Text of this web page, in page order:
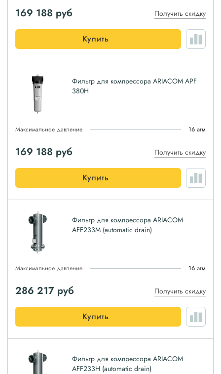
169 188 руб Получить скидку
Купить
Фильтр для компрессора ARIACOM APF
380H
Максимальное давление 16 атм
169 188 руб Получить скидку
Купить
Фильтр для компрессора ARIACOM
AFF233M (automatic drain)
Максимальное давление 16 атм
286 217 руб Получить скидку
Купить
Фильтр для компрессора ARIACOM
AFF233H (automatic drain)